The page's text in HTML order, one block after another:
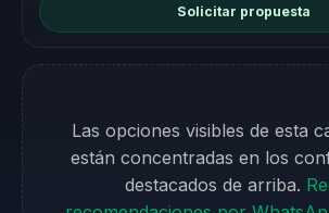
Solicitar propuesta
Las opciones visibles de esta
están concentradas en los
destacados de arriba.